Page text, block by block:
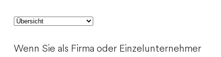
Wenn Sie als Firma oder Einzelunternehmer